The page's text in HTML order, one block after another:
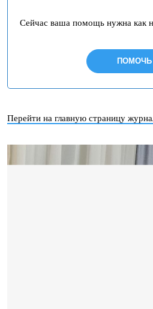
Сейчас ваша помощь нужна как
ПОМОЧЬ
Перейти на главную страницу